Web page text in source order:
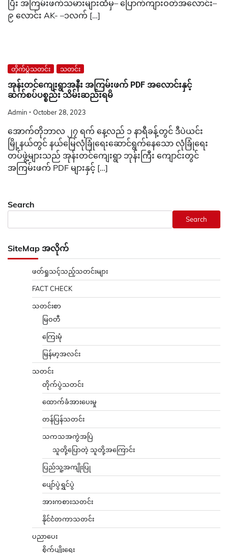
Admin October 28, 2023
အောက်တိုဘာလ ၂၇ ရက် နေ့လည် ၁ နာရီခန့်တွင် ဒီပဲယင်း
Search
SiteMap အလိုက်
ဖတ်ရှုသင့်သည့်သတင်းများ
မြဝတီ
ကြေးမုံ
မြန်မာ့အလင်း
တိုက်ပွဲသတင်း
ထောက်ခံအားပေးမှု
တန်ပြန်သတင်း
သကသအကွဲအပြဲ
သူတို့ပြောတဲ့ သူတို့အကြောင်း
ပြည်သူ့အကျိုးပြု
ပျော်ပွဲရွှင်ပွဲ
အားကစားသတင်း
နိုင်ငံတကာသတင်း
ပညာပေး
စိုက်ပျိုးရေး
မွေးမြူရေး
ကျန်းမာရေး
လက်မှုပညာ
စစ်ဘက်ဥပဒေ
လစာနှင့်စရိတ်နှုန်းထား
အထွေထွေဗဟုသုတ